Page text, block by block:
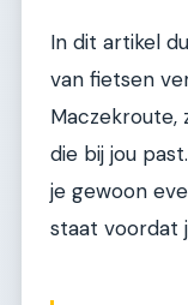
In dit artikel
van fietsen
Maczekroute,
die bij jou
je gewoon
staat voordat